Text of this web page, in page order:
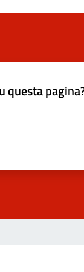
questa